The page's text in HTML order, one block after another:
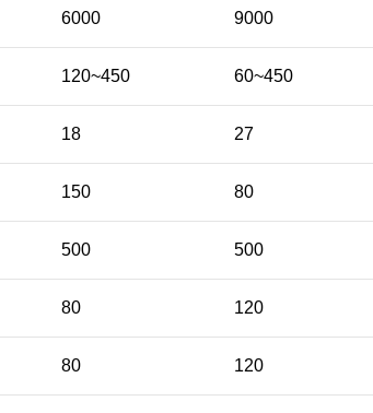
6000 9000
120~450 60~450
18 27
150 80
500 500
80 120
80 120